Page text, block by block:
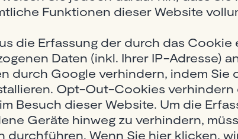
Funktionen dieser Website
die Erfassung der durch das Cookie
Daten (inkl. Ihrer IP-Adresse)
durch Google verhindern, indem Sie
Opt-Out-Cookies verhindern
Besuch dieser Website. Um die
Geräte hinweg zu verhindern,
durchführen. Wenn Sie hier klicken,